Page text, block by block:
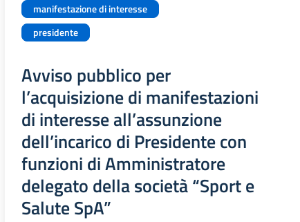
manifestazione di interesse
presidente
Avviso pubblico per
l’acquisizione di manifestazioni
di interesse all’assunzione
dell’incarico di Presidente con
funzioni di Amministratore
delegato della società “Sport e
Salute SpA”